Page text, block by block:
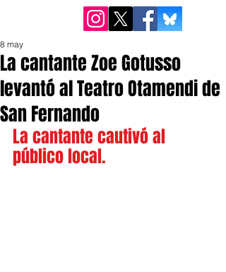
La cantante Zoe Gotusso
levantó al Teatro Otamendi de
San Fernando
8 may
La cantante cautivó al
público local.